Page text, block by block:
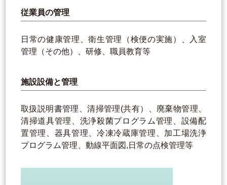
従業員の管理
日常の健康管理、衛生管理（検便の実施）、入室
管理（その他）、研修、職員教育等
施設設備と管理
取扱説明書管理、清掃管理(共有）、廃棄物管理、
清掃道具管理、洗浄殺菌プログラム管理、設備配
置管理、器具管理、冷凍冷蔵庫管理、加工場洗浄
プログラム管理、動線平面図,日常の点検管理等